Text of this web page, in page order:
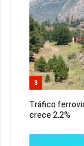
3
Tráfico
crece 2.2%